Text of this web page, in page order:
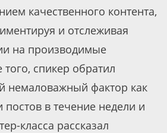
качественного контента,
и отслеживая
на производимые
спикер обратил
немаловажный фактор как
в течение недели и
класса рассказал